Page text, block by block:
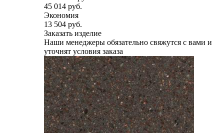
45 014 руб.
Экономия
13 504 руб.
Заказать изделие
Наши менеджеры обязательно свяжутся с вами и
уточнят условия заказа